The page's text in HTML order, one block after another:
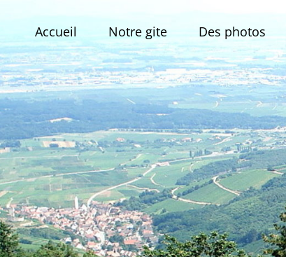
content
Accueil Notre gite Des photos